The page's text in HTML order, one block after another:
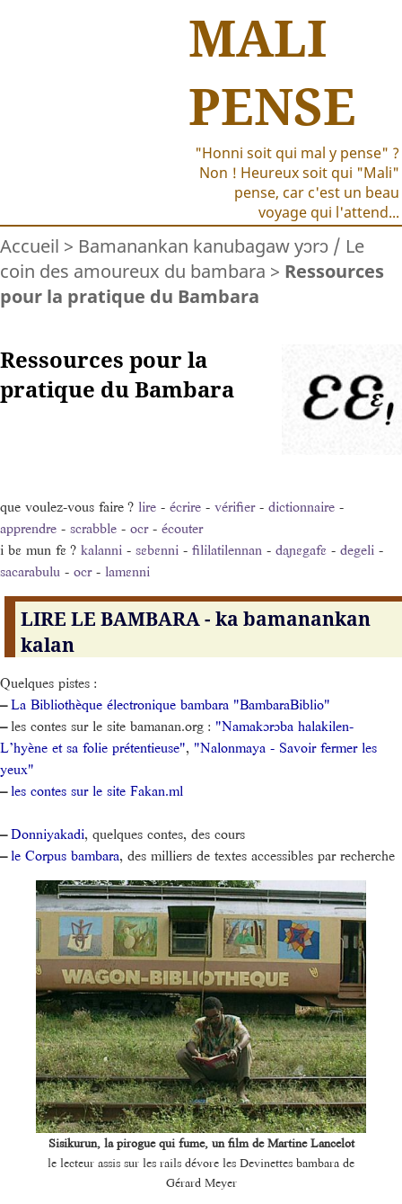
MALI
PENSE
"Honni soit qui mal y pense" ?
Non ! Heureux soit qui "Mali"
pense, car c'est un beau
voyage qui l'attend...
Accueil > Bamanankan kanubagaw yɔrɔ / Le
coin des amoureux du bambara > Ressources
pour la pratique du Bambara
Ressources pour la
pratique du Bambara
que voulez-vous faire ? lire - écrire - vérifier- dictionnaire -
apprendre - scrabble - ocr- écouter
i bɛ mun fɛ ? kalanni - sɛbɛnni - fililatilennan - daɲɛgafɛ - degeli -
sacarabulu - ocr- lamɛnni
LIRE LE BAMBARA - ka bamanankan
kalan
Quelques pistes :
–La Bibliothèque électronique bambara "BambaraBiblio"
–les contes sur le site bamanan.org : "Namakɔrɔba halakilen-
L’hyène et sa folie prétentieuse", "Nalonmaya - Savoir fermer les
yeux"
–les contes sur le site Fakan.ml
–Donniyakadi, quelques contes, des cours
–le Corpus bambara, des milliers de textes accessibles par recherche
Sisikurun, la pirogue qui fume, un film de Martine Lancelot
le lecteur assis sur les rails dévore les Devinettes bambara de
Gérard Meyer